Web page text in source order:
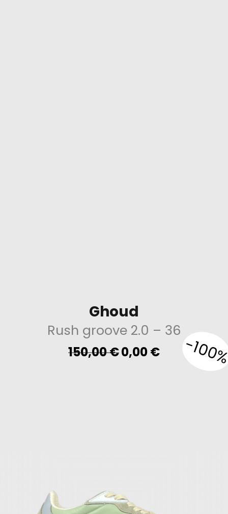
Ghoud
Rush groove 2.0 – 36
150,00€ Original
price
0,00€Current-